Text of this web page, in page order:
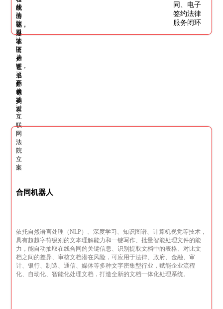
合同机器人
依托自然语言处理（NLP）、深度学习、知识图谱、计算机视觉等技术，
具有超越字符级别的文本理解能力和一键写作、批量智能处理文件的能
力，能自动抽取在线合同的关键信息、识别提取文档中的表格、对比文
档之间的差异、审核文档潜在风险，可应用于法律、政府、金融、审
计、银行、制造、通信、媒体等多种文字密集型行业，赋能企业流程
化、自动化、智能化处理文档，打造全新的文档一体化处理系统。